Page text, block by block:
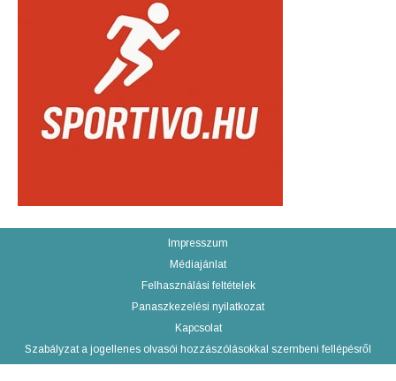
Impresszum
Médiajánlat
Felhasználási feltételek
Panaszkezelési nyilatkozat
Kapcsolat
Szabályzat a jogellenes olvasói hozzászólásokkal szembeni fellépésről